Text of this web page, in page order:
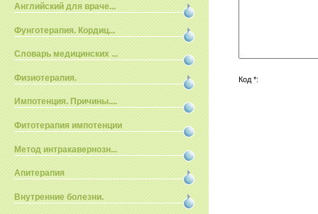
Английский для враче...
Фунготерапия. Кордиц...
Словарь медицинских ...
Физиотерапия.
Импотенция. Причины....
Фитотерапия импотенции
Метод интракавернозн...
Апитерапия
Внутренние болезни.
Код *: